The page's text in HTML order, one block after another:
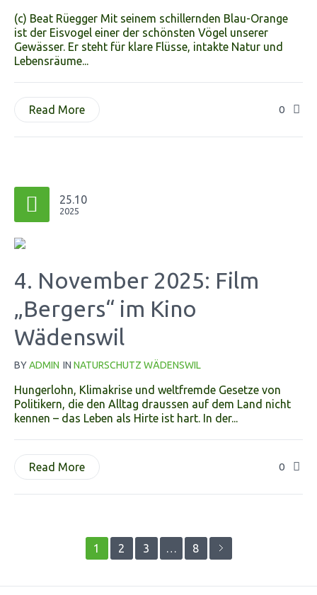
(c) Beat Rüegger Mit seinem schillernden Blau-Orange
ist der Eisvogel einer der schönsten Vögel unserer
Gewässer. Er steht für klare Flüsse, intakte Natur und
Lebensräume...
0
Read More
25.10
2025
4. November 2025: Film
„Bergers“ im Kino
Wädenswil
BYADMIN IN NATURSCHUTZ WÄDENSWIL
Hungerlohn, Klimakrise und weltfremde Gesetze von
Politikern, die den Alltag draussen auf dem Land nicht
kennen – das Leben als Hirte ist hart. In der...
0
Read More
1 2 3 … 8